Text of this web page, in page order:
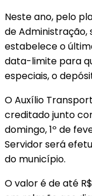
Neste ano, pelo
de
estabelece o
data-limite para
especiais, o
O Auxílio
creditado junto
domingo, 1º de
Servidor será
do município.
O valor é de até